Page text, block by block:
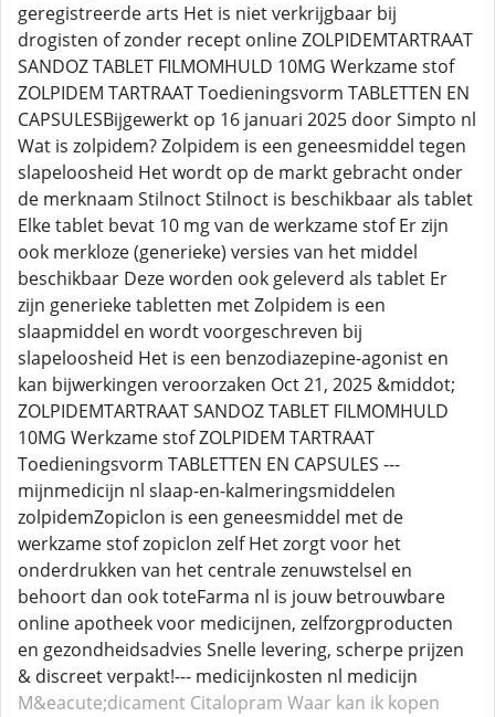
geregistreerde arts Het is niet verkrijgbaar bij
drogisten of zonder recept online ZOLPIDEMTARTRAAT
SANDOZ TABLET FILMOMHULD 10MG Werkzame stof
ZOLPIDEM TARTRAAT Toedieningsvorm TABLETTEN EN
CAPSULESBijgewerkt op 16 januari 2025 door Simpto nl
Wat is zolpidem? Zolpidem is een geneesmiddel tegen
slapeloosheid Het wordt op de markt gebracht onder
de merknaam Stilnoct Stilnoct is beschikbaar als tablet
Elke tablet bevat 10 mg van de werkzame stof Er zijn
ook merkloze (generieke) versies van het middel
beschikbaar Deze worden ook geleverd als tablet Er
zijn generieke tabletten met Zolpidem is een
slaapmiddel en wordt voorgeschreven bij
slapeloosheid Het is een benzodiazepine-agonist en
kan bijwerkingen veroorzaken Oct 21, 2025 &middot;
ZOLPIDEMTARTRAAT SANDOZ TABLET FILMOMHULD
10MG Werkzame stof ZOLPIDEM TARTRAAT
Toedieningsvorm TABLETTEN EN CAPSULES ---
mijnmedicijn nl slaap-en-kalmeringsmiddelen
zolpidemZopiclon is een geneesmiddel met de
werkzame stof zopiclon zelf Het zorgt voor het
onderdrukken van het centrale zenuwstelsel en
behoort dan ook toteFarma nl is jouw betrouwbare
online apotheek voor medicijnen, zelfzorgproducten
en gezondheidsadvies Snelle levering, scherpe prijzen
& discreet verpakt!--- medicijnkosten nl medicijn
M&eacute;dicament Citalopram Waar kan ik kopen